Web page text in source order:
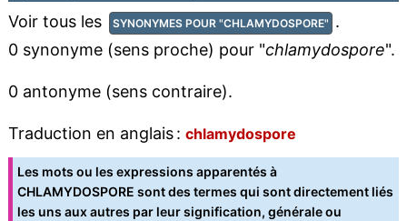
Voir tous les SYNONYMES POUR "CHLAMYDOSPORE" .
0 synonyme (sens proche) pour "chlamydospore".
0 antonyme (sens contraire).
Traduction en anglais : chlamydospore
Les mots ou les expressions apparentés à
CHLAMYDOSPORE sont des termes qui sont directement liés
les uns aux autres par leur signification, générale ou